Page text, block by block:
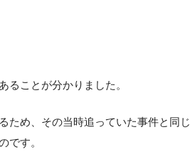
ることが分かりました。
ため、その当時追っていた事件と同じ
です。